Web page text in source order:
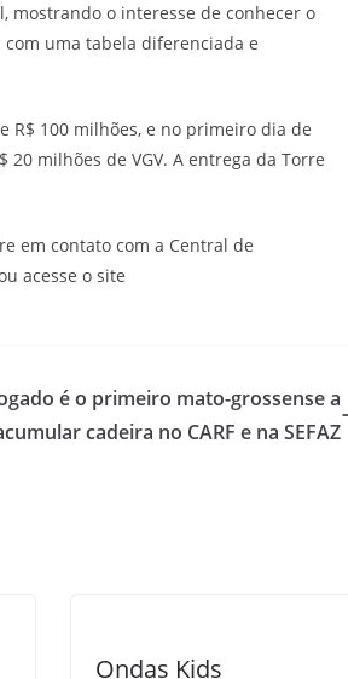
mostrando o interesse de conhecer o
uma tabela diferenciada e
R$ 100 milhões, e no primeiro dia de
milhões de VGV. A entrega da Torre
em contato com a Central de
acesse o site
é o primeiro mato-grossense a
cadeira no CARF e na SEFAZ
Ondas Kids